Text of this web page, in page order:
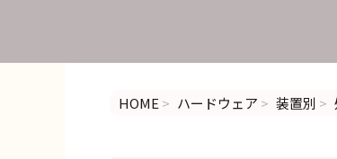
HOME > ハードウェア > 装置別 >